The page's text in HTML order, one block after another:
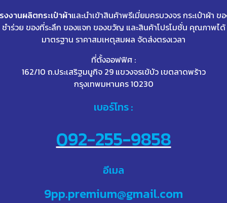
งงานผลิตกระเป๋าผ้าและนำเข้าสินค้าพรีเมี่ยมครบวงจร กระเป๋าผ้า ข
ชำร่วย ของที่ระลึก ของแจก ของขวัญ และสินค้าโปรโมชั่น คุณภาพได้
มาตรฐาน ราคาสมเหตุสมผล จัดส่งตรงเวลา
ที่ตั้งออฟฟิศ :
162/10 ถ.ประเสริฐมนูกิจ 29 แขวงจรเข้บัว เขตลาดพร้าว
กรุงเทพมหานคร 10230
เบอร์โทร :
092-255-9858
อีเมล
9pp.premium@gmail.com